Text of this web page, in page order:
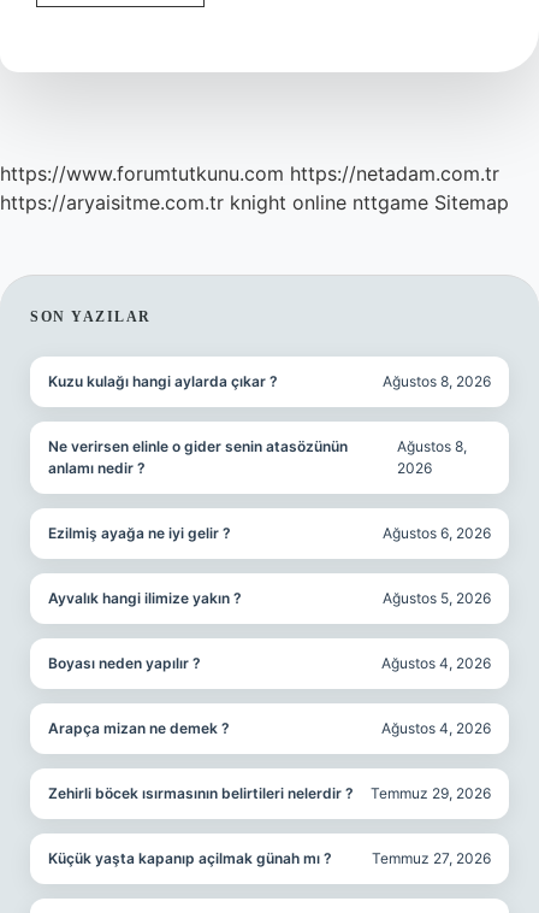
Zaman
https://www.forumtutkunu.com https://netadam.com.tr
https://aryaisitme.com.tr knight online nttgame Sitemap
SIDEBAR
SON YAZILAR
Kuzu kulağı hangi aylarda çıkar ? Ağustos 8, 2026
Ne verirsen elinle o gider senin atasözünün
anlamı nedir ?
Ağustos 8,
2026
Ezilmiş ayağa ne iyi gelir ? Ağustos 6, 2026
Ayvalık hangi ilimize yakın ? Ağustos 5, 2026
Boyası neden yapılır ? Ağustos 4, 2026
Arapça mizan ne demek ? Ağustos 4, 2026
Zehirli böcek ısırmasının belirtileri nelerdir ? Temmuz 29, 2026
Küçük yaşta kapanıp açilmak günah mı ? Temmuz 27, 2026